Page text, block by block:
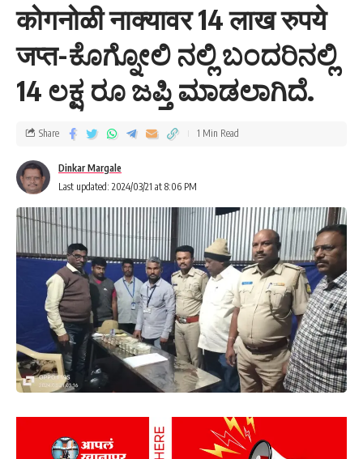
कोगनोळी नाक्यावर 14 लाख रुपये
जप्त-ಕೊಗ್ನೋಲಿ ನಲ್ಲಿ ಬಂದರಿನಲ್ಲಿ
14 ಲಕ್ಷ ರೂ ಜಪ್ತಿ ಮಾಡಲಾಗಿದೆ.
Last updated: 2024/03/21 at 8:06 PM
Dinkar Margale
Share 1 Min Read